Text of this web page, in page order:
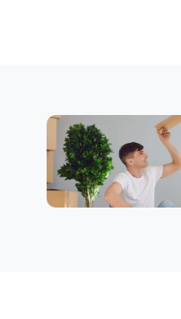
Wolfsberg